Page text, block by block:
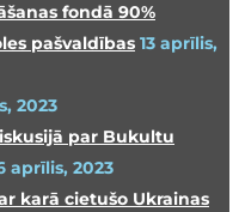
fondā 90%
pašvaldības 13 aprīlis,
2023
par Bukultu
aprīlis, 2023
karā cietušo Ukrainas